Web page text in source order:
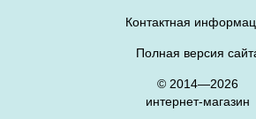
Контактная
Полная версия
© 2014—2026
интернет-магазин